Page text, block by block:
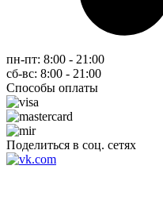
пн-пт: 8:00 - 21:00
сб-вс: 8:00 - 21:00
Способы оплаты
Поделиться в соц. сетях